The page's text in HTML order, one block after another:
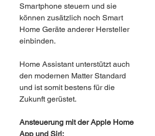
Smartphone steuern und sie
können zusätzlich noch Smart
Home Geräte anderer Hersteller
einbinden.
Home Assistant unterstützt auch
den modernen Matter Standard
und ist somit bestens für die
Zukunft gerüstet.
Ansteuerung mit der Apple Home
App und Siri: